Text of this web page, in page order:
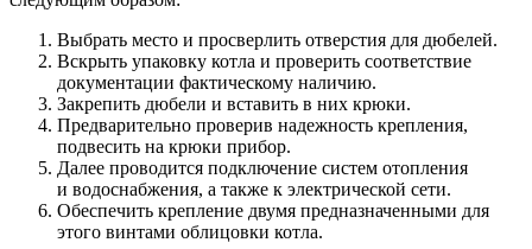
Выбрать место и просверлить отверстия для дюбелей.
Вскрыть упаковку котла и проверить соответствие
документации фактическому наличию.
Закрепить дюбели и вставить в них крюки.
Предварительно проверив надежность крепления,
подвесить на крюки прибор.
Далее проводится подключение систем отопления
и водоснабжения, а также к электрической сети.
Обеспечить крепление двумя предназначенными для
этого винтами облицовки котла.